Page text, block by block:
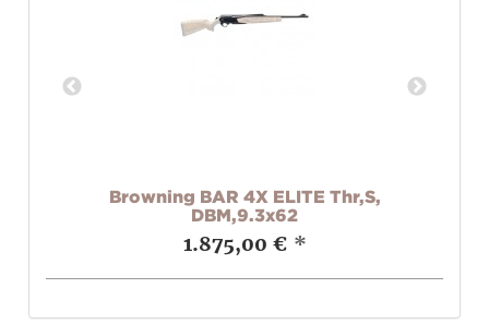
Browning BAR 4X ELITE Thr,S,
DBM,9.3x62
1.875,00 € *